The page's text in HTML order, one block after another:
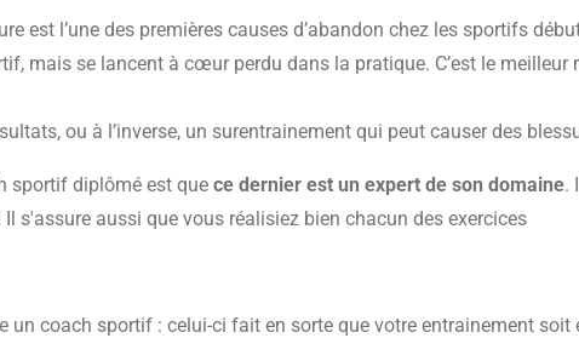
est l’une des premières causes d’abandon chez les sportifs
mais se lancent à cœur perdu dans la pratique. C’est le meilleur
ou à l’inverse, un surentrainement qui peut causer des
sportif diplômé est que ce dernier est un expert de son domaine.
s'assure aussi que vous réalisiez bien chacun des exercices
un coach sportif : celui-ci fait en sorte que votre entrainement soit